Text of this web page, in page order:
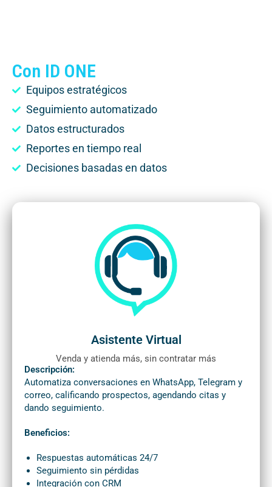
Con ID ONE
Equipos estratégicos
Seguimiento automatizado
Datos estructurados
Reportes en tiempo real
Decisiones basadas en datos
Asistente Virtual
Venda y atienda más, sin contratar más
Descripción:
Automatiza conversaciones en WhatsApp, Telegram y
correo, calificando prospectos, agendando citas y
dando seguimiento.
Beneficios:
Respuestas automáticas 24/7
Seguimiento sin pérdidas
Integración con CRM